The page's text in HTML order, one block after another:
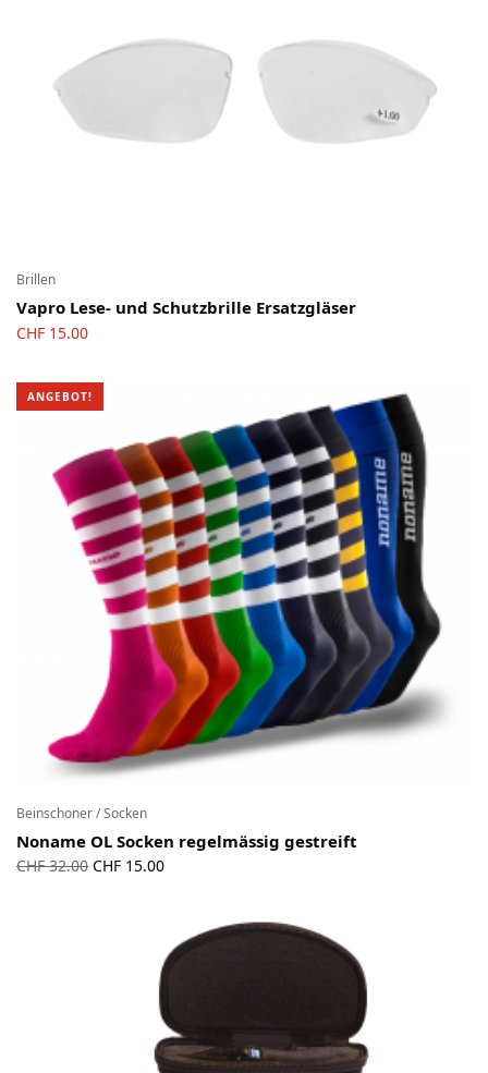
Brillen
Vapro Lese- und Schutzbrille Ersatzgläser
CHF 15.00
ANGEBOT!
Beinschoner / Socken
Noname OL Socken regelmässig gestreift
CHF32.00 Ursprünglicher
CHF 15.00Aktueller